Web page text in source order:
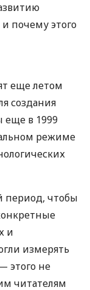
почему этого
еще летом
создания
еще в 1999
режиме
период, чтобы
и
измерять
этого не
читателям